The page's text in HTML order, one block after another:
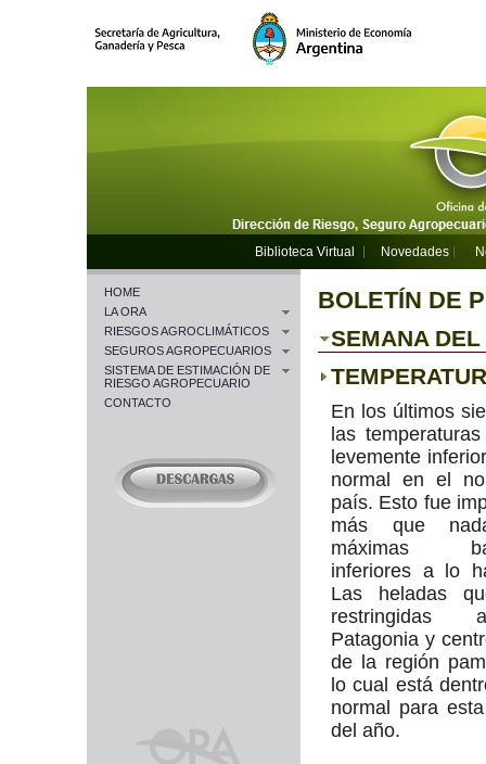
Biblioteca Virtual Novedades
HOME
LA ORA
RIESGOS AGROCLIMÁTICOS
SEGUROS AGROPECUARIOS
SISTEMA DE ESTIMACIÓN DE
RIESGO AGROPECUARIO
CONTACTO
BOLETÍN DE
SEMANA
En los últimos
las
levemente
normal en el
país. Esto fue
más que
máximas
inferiores a lo
Las heladas
Patagonia y
de la región
lo cual está
normal para
del año.